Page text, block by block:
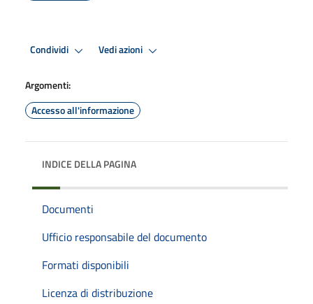
Condividi Vedi azioni
Argomenti:
Accesso all'informazione
INDICE DELLA PAGINA
Documenti
Ufficio responsabile del documento
Formati disponibili
Licenza di distribuzione